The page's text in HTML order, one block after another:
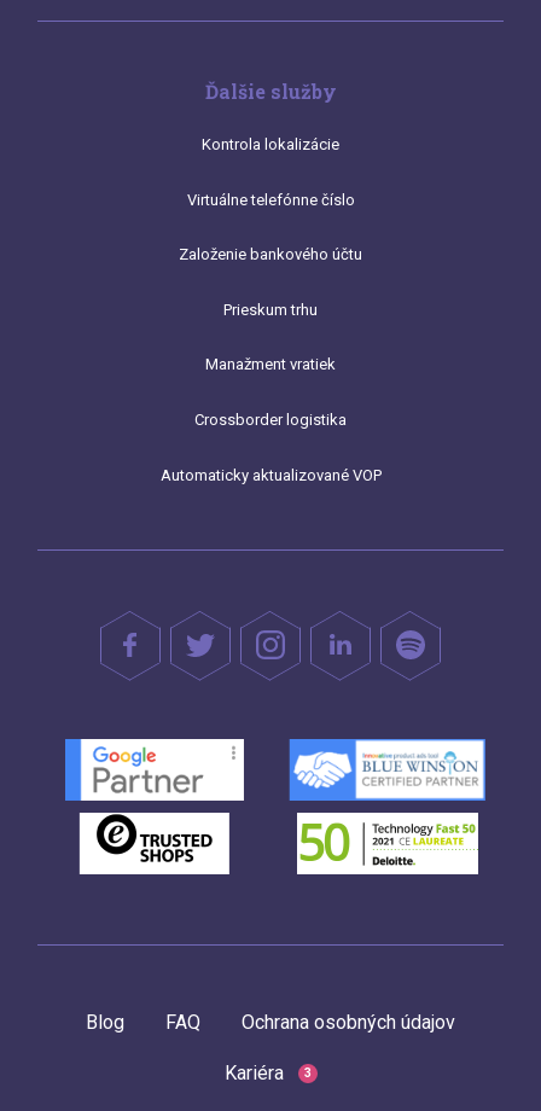
Ďalšie služby
Kontrola lokalizácie
Virtuálne telefónne číslo
Založenie bankového účtu
Prieskum trhu
Manažment vratiek
Crossborder logistika
Automaticky aktualizované VOP
Blog FAQ Ochrana osobných údajov
Kariéra 3